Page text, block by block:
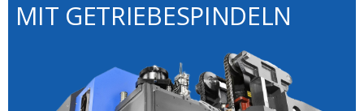
MIT GETRIEBESPINDELN